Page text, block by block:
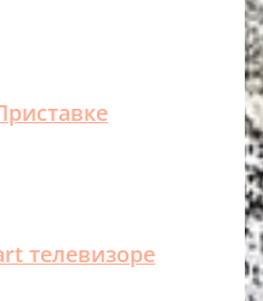
телевизоре